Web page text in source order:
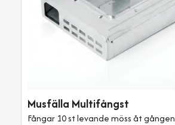
Musfälla Multifångst
Fångar 10 st levande möss åt gången